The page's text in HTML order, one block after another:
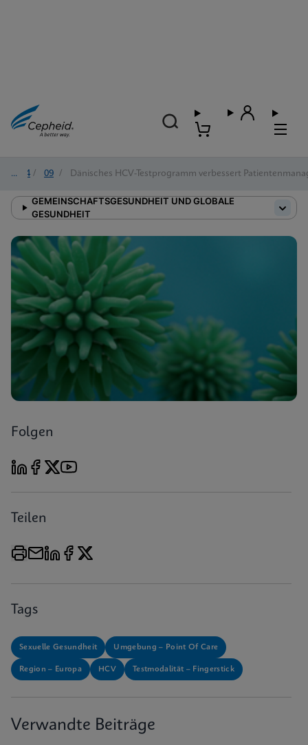
2024 / 09 / Dänisches HCV-Testprogramm verbessert
GEMEINSCHAFTSGESUNDHEIT UND GLOBALE
GESUNDHEIT
Folgen
Teilen
Tags
Sexuelle Gesundheit Umgebung – Point Of Care
Region – Europa HCV Testmodalität – Fingerstick
Verwandte Beiträge